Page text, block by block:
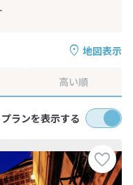
地図表示
高い順
プランを表示する